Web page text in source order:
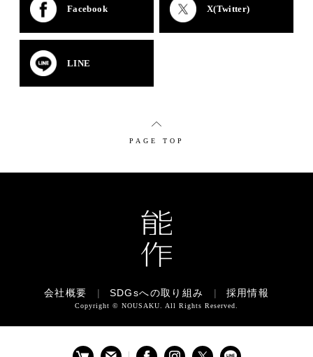
Facebook X(Twitter)
LINE
PAGE TOP
会社概要 | SDGsへの取り組み | 採用情報
Copyright © NOUSAKU. All Rights Reserved.